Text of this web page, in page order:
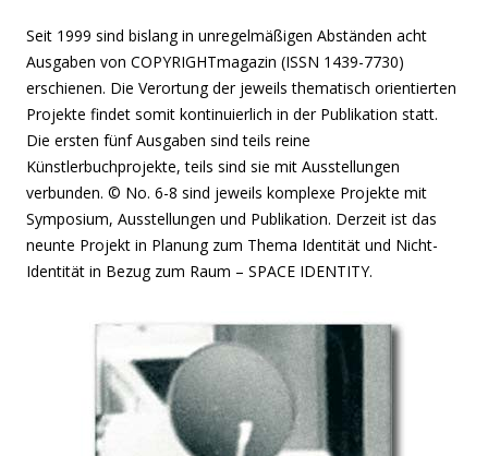
Seit 1999 sind bislang in unregelmäßigen Abständen acht
Ausgaben von COPYRIGHTmagazin (ISSN 1439-7730)
erschienen. Die Verortung der jeweils thematisch orientierten
Projekte findet somit kontinuierlich in der Publikation statt.
Die ersten fünf Ausgaben sind teils reine
Künstlerbuchprojekte, teils sind sie mit Ausstellungen
verbunden. © No. 6-8 sind jeweils komplexe Projekte mit
Symposium, Ausstellungen und Publikation. Derzeit ist das
neunte Projekt in Planung zum Thema Identität und Nicht-
Identität in Bezug zum Raum – SPACE IDENTITY.